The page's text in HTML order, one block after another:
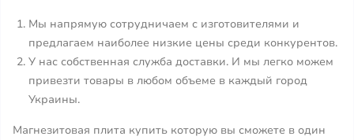
Мы напрямую сотрудничаем с изготовителями и
предлагаем наиболее низкие цены среди конкурентов.
У нас собственная служба доставки. И мы легко можем
привезти товары в любом объеме в каждый город
Украины.
Магнезитовая плита купить которую вы сможете в один